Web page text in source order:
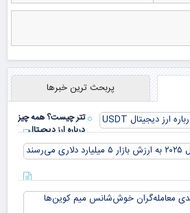
پربحث ترین خبرها
تتر چیست؟ همه چیز
درباره ارز دیجیتال
USDT